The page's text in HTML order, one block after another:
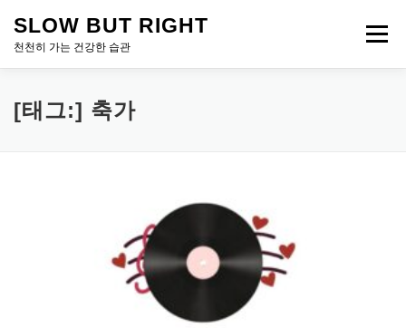
SLOW BUT RIGHT
천천히 가는 건강한 습관
메뉴
[태그:] 축가